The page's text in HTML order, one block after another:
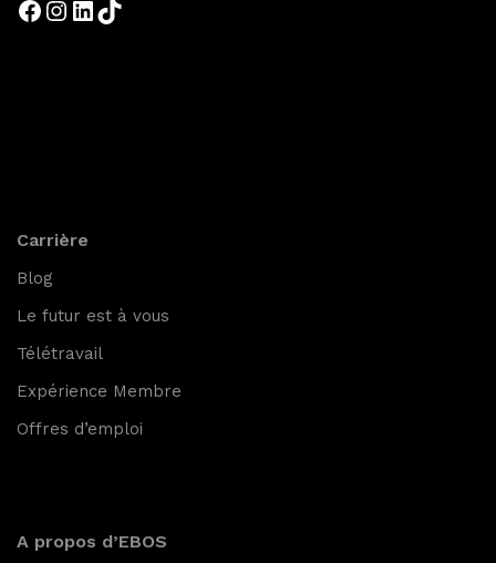
Carrière
Blog
Le futur est à vous
Télétravail
Expérience Membre
Offres d’emploi
A propos d’EBOS